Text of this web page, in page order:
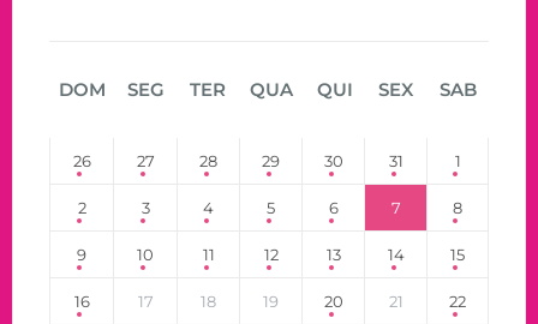
DOM SEG TER QUA QUI SEX SAB
26 27 28 29 30 31 1
2 3 4 5 6 7 8
9 10 11 12 13 14 15
16 17 18 19 20 21 22